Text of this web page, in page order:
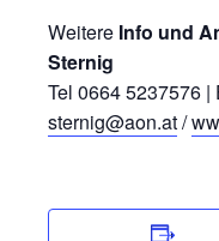
Weitere Info und
Sternig
Tel 0664 5237576 |
sternig@aon.at/